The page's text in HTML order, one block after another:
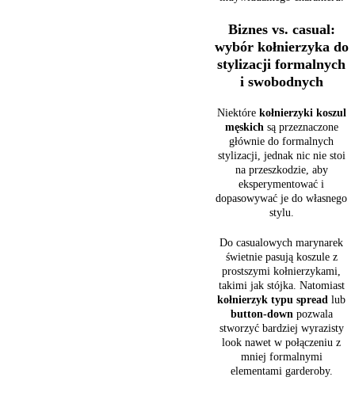
Biznes vs. casual:
wybór kołnierzyka do
stylizacji formalnych
i swobodnych
Niektóre kołnierzyki koszul
męskich są przeznaczone
głównie do formalnych
stylizacji, jednak nic nie stoi
na przeszkodzie, aby
eksperymentować i
dopasowywać je do własnego
stylu.
Do casualowych marynarek
świetnie pasują koszule z
prostszymi kołnierzykami,
takimi jak stójka. Natomiast
kołnierzyk typu spread lub
button-down pozwala
stworzyć bardziej wyrazisty
look nawet w połączeniu z
mniej formalnymi
elementami garderoby.